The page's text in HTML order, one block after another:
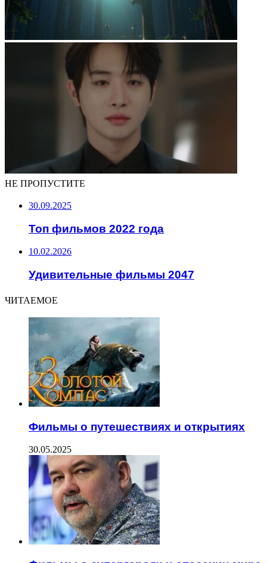
НЕ ПРОПУСТИТЕ
30.09.2025
Топ фильмов 2022 года
10.02.2026
Удивительные фильмы 2047
ЧИТАЕМОЕ
Фильмы о путешествиях и открытиях
30.05.2025